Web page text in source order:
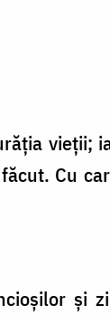
vieţii;
Cu
şi